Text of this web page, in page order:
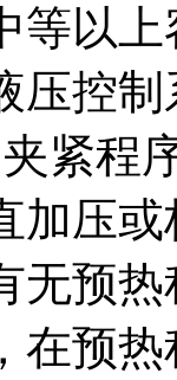
等以
压控
紧程
加压
无预
在预